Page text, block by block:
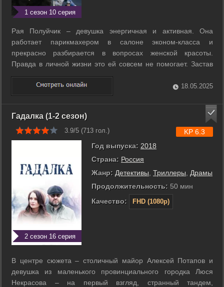
1 сезон 10 серия
Рая Полуйчик – девушка энергичная и активная. Она
работает парикмахером в салоне эконом-класса и
прекрасно разбирается в вопросах женской красоты.
Правда в личной жизни это ей совсем не помогает. Застав
своего последнего ухажера в объятиях другой, Рая
немедленно выставляет его вон. Однако долго горевать об
очередном поражении ей не приходится. Рая ...
18.05.2025
Гадалка (1-2 сезон)
3.9/5 (713 гол.)
2 сезон 16 серия
Год выпуска: 2018
Страна: Россия
Жанр: Детективы Триллеры
Драмы
Продолжительность: 50 мин
Качество:
FHD (1080p)
KP 6.3
В центре сюжета – столичный майор Алексей Потапов и
девушка из маленького провинциального городка Люся
Некрасова – на первый взгляд, странный тандем,